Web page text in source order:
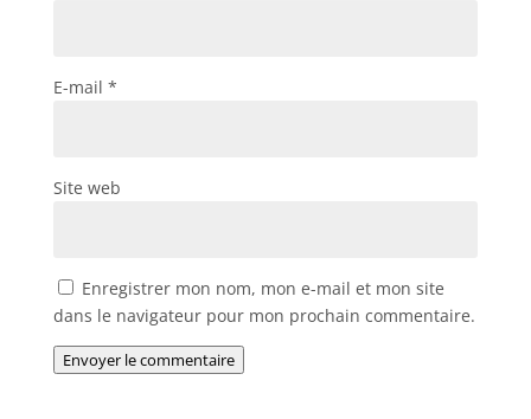
E-mail *
Site web
Enregistrer mon nom, mon e-mail et mon site
dans le navigateur pour mon prochain commentaire.
Envoyer le commentaire